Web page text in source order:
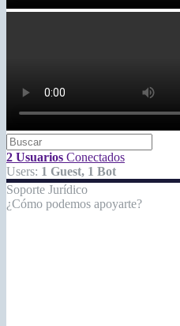
2 Usuarios Conectados
Users: 1 Guest, 1 Bot
Soporte Jurídico
¿Cómo podemos apoyarte?